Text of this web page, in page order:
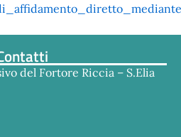
del Fortore Riccia – S.Elia